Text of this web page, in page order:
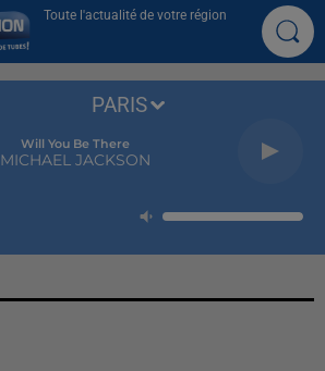
Toute l'actualité de votre région
Will You Be There
MICHAEL JACKSON
PARIS